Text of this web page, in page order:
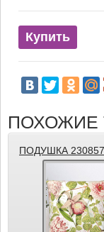
Купить
ПОХОЖИЕ
ПОДУШКА